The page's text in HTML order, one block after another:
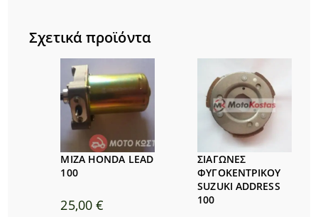
Σχετικά προϊόντα
ΜΙΖΑ HONDA LEAD
100
25,00€
ΣΙΑΓΩΝΕΣ
ΦΥΓΟΚΕΝΤΡΙΚΟΥ
SUZUKI ADDRESS
100